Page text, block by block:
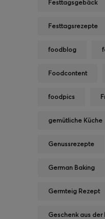
Festtagsgebäck
Festtagsrezepte
foodblog
Foodcontent
foodpics
gemütliche Küche
Genussrezepte
German Baking
Germteig Rezept
Geschenk aus der